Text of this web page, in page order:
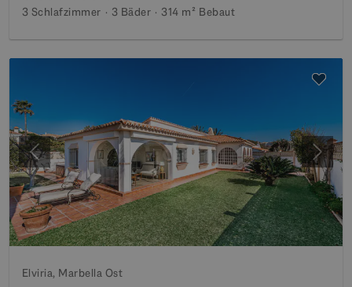
3 Schlafzimmer 3 Bäder 314 m² Bebaut
Vorherige
Elviria, Marbella Ost